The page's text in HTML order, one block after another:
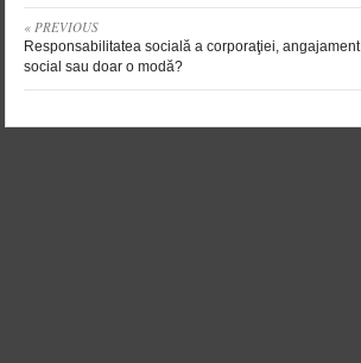
« PREVIOUS
Responsabilitatea socială a corporaţiei, angajament
social sau doar o modă?